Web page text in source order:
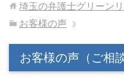
埼玉の弁護士グリーン
お客様の声
お客様の声（ご相